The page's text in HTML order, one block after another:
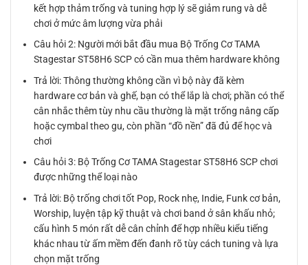
kết hợp thảm trống và tuning hợp lý sẽ giảm rung và dễ
chơi ở mức âm lượng vừa phải
Câu hỏi 2: Người mới bắt đầu mua Bộ Trống Cơ TAMA
Stagestar ST58H6 SCP có cần mua thêm hardware không
Trả lời: Thông thường không cần vì bộ này đã kèm
hardware cơ bản và ghế, bạn có thể lắp là chơi; phần có thể
cân nhắc thêm tùy nhu cầu thường là mặt trống nâng cấp
hoặc cymbal theo gu, còn phần “đồ nền” đã đủ để học và
chơi
Câu hỏi 3: Bộ Trống Cơ TAMA Stagestar ST58H6 SCP chơi
được những thể loại nào
Trả lời: Bộ trống chơi tốt Pop, Rock nhẹ, Indie, Funk cơ bản,
Worship, luyện tập kỹ thuật và chơi band ở sân khấu nhỏ;
cấu hình 5 món rất dễ cân chỉnh để hợp nhiều kiểu tiếng
khác nhau từ ấm mềm đến đanh rõ tùy cách tuning và lựa
chọn mặt trống